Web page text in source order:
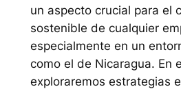
un aspecto crucial para el
sostenible de cualquier
especialmente en un
como el de Nicaragua. En
exploraremos estrategias